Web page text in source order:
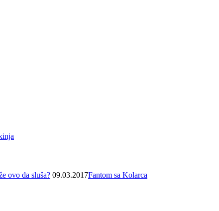
ovo da sluša? 09.03.2017Fantom sa Kolarca